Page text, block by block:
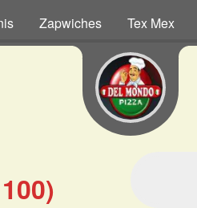
Zapwiches Tex Mex